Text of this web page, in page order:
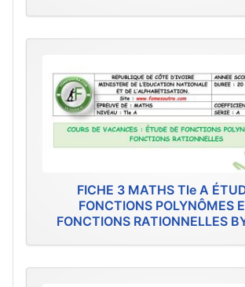
FICHE 3 MATHS Tle A
FONCTIONS POLYNÔMES
FONCTIONS RATIONNELLES